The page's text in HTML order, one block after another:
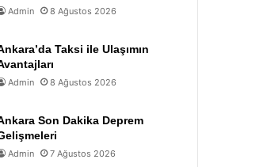
Admin 8 Ağustos 2026
Taksi ile Ulaşımın
Admin 8 Ağustos 2026
Son Dakika Deprem
Admin 7 Ağustos 2026